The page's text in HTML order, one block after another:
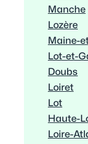
Manche
Lozère
Maine-
Lot-et-
Doubs
Loiret
Lot
Haute-
Loire-